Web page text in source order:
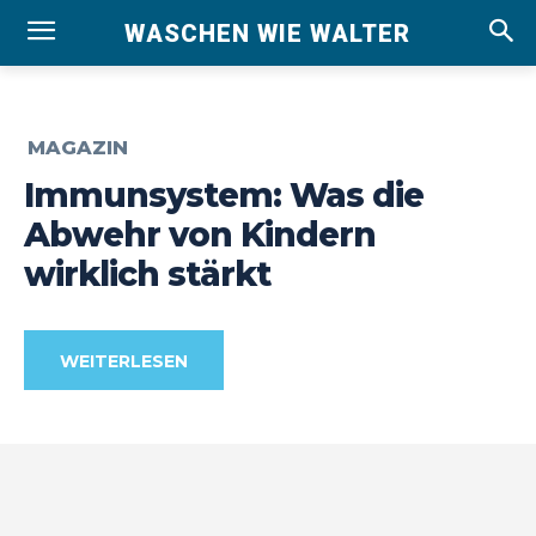
WASCHEN WIE WALTER
MAGAZIN
Immunsystem: Was die
Abwehr von Kindern
wirklich stärkt
WEITERLESEN